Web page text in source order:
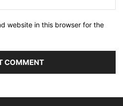
website in this browser for the